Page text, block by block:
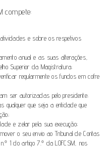
compete:
e sobre os respetivos
anual e as suas alterações,
Superior da Magistratura;
regularmente os fundos em cofre
ser autorizadas pelo presidente;
qualquer que seja a entidade que
e zelar pela sua execução;
o seu envio ao Tribunal de Contas
1 do artigo 7.º da LOFCSM, nos